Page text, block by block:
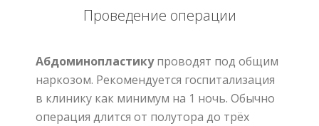
Проведение операции
Абдоминопластикупроводят под общим
наркозом. Рекомендуется госпитализация
в клинику как минимум на 1 ночь. Обычно
операция длится от полутора до трёх